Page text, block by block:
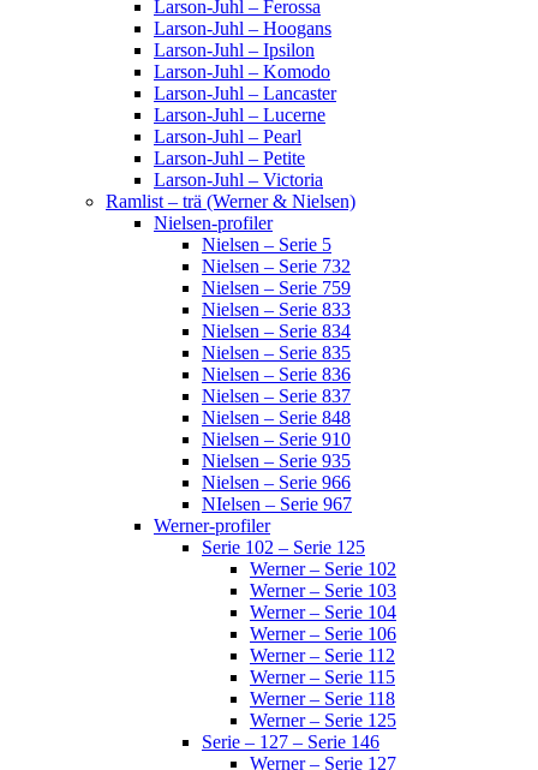
Larson-Juhl – Ferossa
Larson-Juhl – Hoogans
Larson-Juhl – Ipsilon
Larson-Juhl – Komodo
Larson-Juhl – Lancaster
Larson-Juhl – Lucerne
Larson-Juhl – Pearl
Larson-Juhl – Petite
Larson-Juhl – Victoria
Ramlist – trä (Werner & Nielsen)
Nielsen-profiler
Nielsen – Serie 5
Nielsen – Serie 732
Nielsen – Serie 759
Nielsen – Serie 833
Nielsen – Serie 834
Nielsen – Serie 835
Nielsen – Serie 836
Nielsen – Serie 837
Nielsen – Serie 848
Nielsen – Serie 910
Nielsen – Serie 935
Nielsen – Serie 966
NIelsen – Serie 967
Werner-profiler
Serie 102 – Serie 125
Werner – Serie 102
Werner – Serie 103
Werner – Serie 104
Werner – Serie 106
Werner – Serie 112
Werner – Serie 115
Werner – Serie 118
Werner – Serie 125
Serie – 127 – Serie 146
Werner – Serie 127